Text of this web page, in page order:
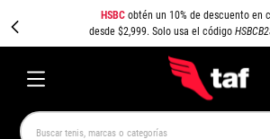
HSBCobtén un 10% de descuento en
desde $2,999. Solo usa el código
Buscar tenis, marcas o categorías